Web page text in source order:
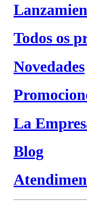
Todos os
Novedades
La
Blog